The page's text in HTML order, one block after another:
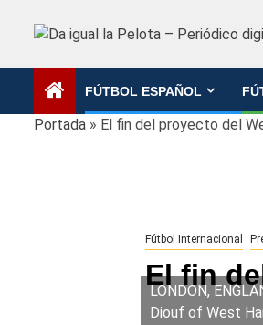
FÚTBOL ESPAÑOL
Portada » El fin del proyecto del
Fútbol Internacional
El fin
LONDON,
Diouf of West